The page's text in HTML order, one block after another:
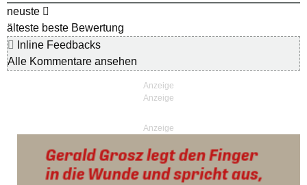
neuste
älteste beste Bewertung
Inline Feedbacks
Alle Kommentare ansehen
Anzeige